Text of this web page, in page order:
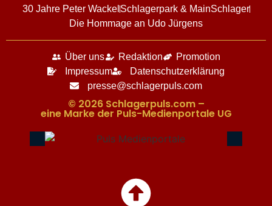
30 Jahre Peter Wackel Schlagerpark & MainSchlager
Die Hommage an Udo Jürgens
Über uns Redaktion
Promotion
Impressum
Datenschutzerklärung
presse@schlagerpuls.com
© 2026 Schlagerpuls.com –
eine Marke der Puls-Medienportale UG​